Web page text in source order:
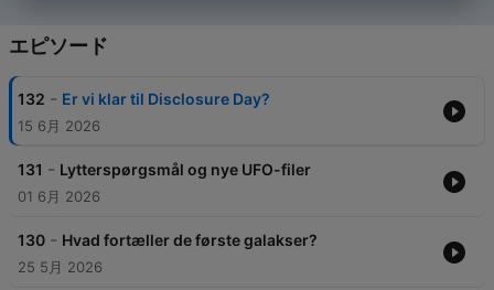
エピソード
132 - Er vi klar til Disclosure Day?
15 6月 2026
131 - Lytterspørgsmål og nye UFO-filer
01 6月 2026
130 - Hvad fortæller de første galakser?
25 5月 2026